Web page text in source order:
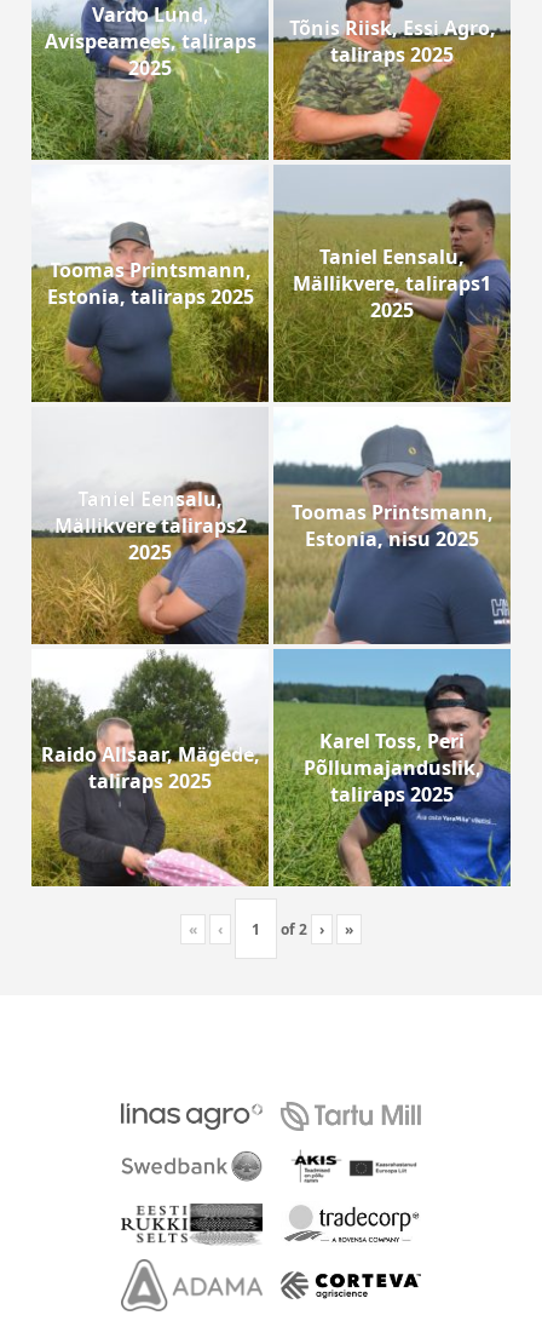
Vardo Lund,
Avispeamees, taliraps
2025
Tõnis Riisk, Essi Agro,
taliraps 2025
Toomas Printsmann,
Estonia, taliraps 2025
Taniel Eensalu,
Mällikvere, taliraps1
2025
Taniel Eensalu,
Mällikvere taliraps2
2025
Toomas Printsmann,
Estonia, nisu 2025
Raido Allsaar, Mägede,
taliraps 2025
Karel Toss, Peri
Põllumajanduslik,
taliraps 2025
« ‹ of2 › »